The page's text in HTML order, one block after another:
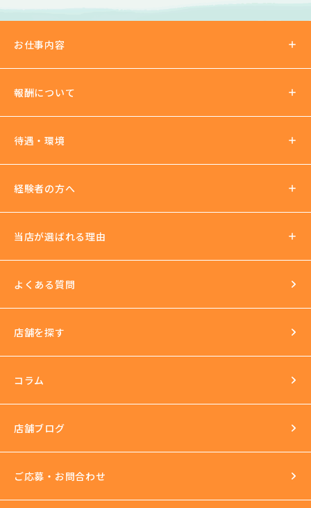
お仕事内容
報酬について
報酬の仕組み
待遇・環境
待遇について
法人運営
イベントもいっぱい
環境
長年の運営実績
完全個室
スタッフ研修
セクハラ根絶
経験者の方へ
当店が選ばれる理由
よくある質問
店舗を探す
コラム
店舗ブログ
ご応募・お問合わせ